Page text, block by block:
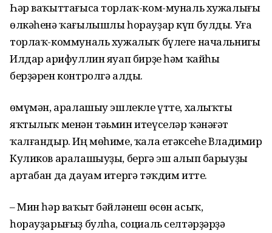
Һәр ваҡыттағыса торлаҡ-ком-муналь хужалығы
өлкәһенә ҡағылышлы һорауҙар күп булды. Уға
торлаҡ-коммуналь хужалыҡ бүлеге начальнигы
Илдар Ғарифуллин яуап бирҙе һәм ҡайһы
берҙәрен контролгә алды.
Ғөмүмән, аралашыу эшлекле үтте, халыҡты
яҡтылыҡ менән тәьмин итеүселәр ҡәнәғәт
ҡалғандыр. Иң мөһиме, ҡала етәксеһе Владимир
Куликов аралашыуҙы, бергә эш алып барыуҙы
артабан да дауам итергә тәҡдим итте.
– Мин һәр ваҡыт бәйләнеш өсөн асыҡ,
һорауҙарығыҙ булһа, социаль селтәрҙәрҙә